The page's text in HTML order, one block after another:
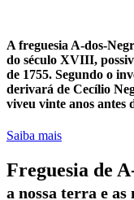
A freguesia A-dos-
do século XVIII,
de 1755. Segundo o
derivará de Cecílio
viveu vinte anos antes
Saiba mais
Freguesia de
a nossa terra e as